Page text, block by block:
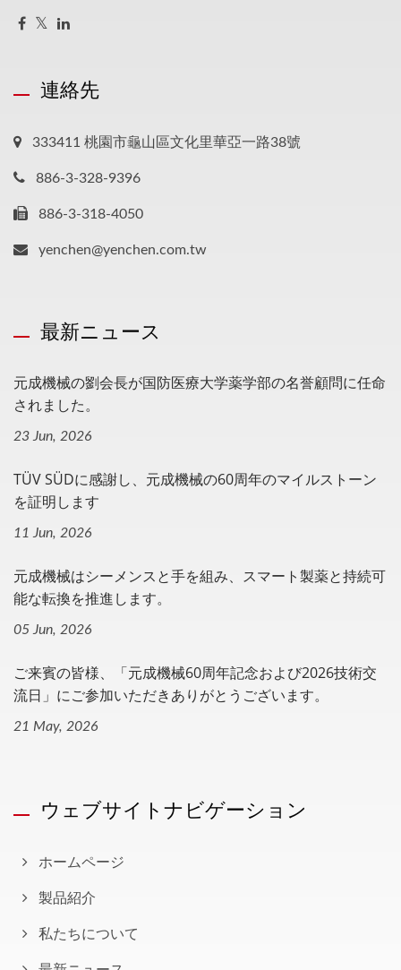
連絡先
333411 桃園市龜山區文化里華亞一路38號
886-3-328-9396
886-3-318-4050
yenchen@yenchen.com.tw
最新ニュース
元成機械の劉会長が国防医療大学薬学部の名誉顧問に任命
されました。
23 Jun, 2026
TÜV SÜDに感謝し、元成機械の60周年のマイルストーン
を証明します
11 Jun, 2026
元成機械はシーメンスと手を組み、スマート製薬と持続可
能な転換を推進します。
05 Jun, 2026
ご来賓の皆様、「元成機械60周年記念および2026技術交
流日」にご参加いただきありがとうございます。
21 May, 2026
ウェブサイトナビゲーション
ホームページ
製品紹介
私たちについて